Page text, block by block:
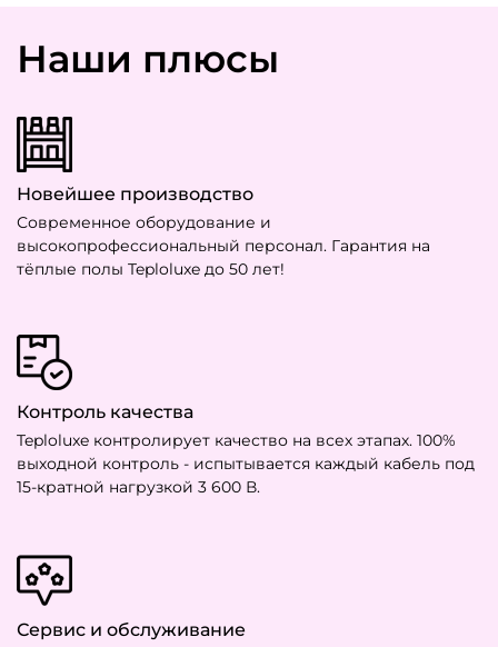
Наши плюсы
Новейшее производство
Современное оборудование и
высокопрофессиональный персонал. Гарантия на
тёплые полы Teploluxe до 50 лет!
Контроль качества
Teploluxe контролирует качество на всех этапах. 100%
выходной контроль - испытывается каждый кабель под
15-кратной нагрузкой 3 600 В.
Сервис и обслуживание